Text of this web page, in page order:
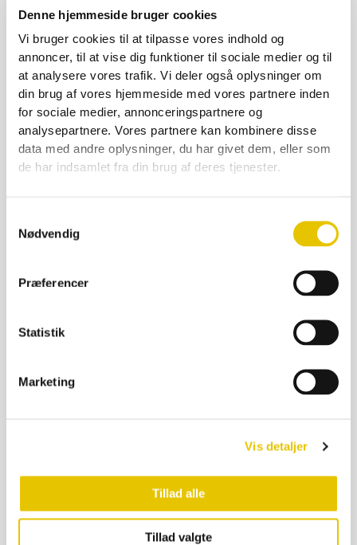
Denne hjemmeside bruger cookies
Vi bruger cookies til at tilpasse vores indhold og
annoncer, til at vise dig funktioner til sociale medier og til
at analysere vores trafik. Vi deler også oplysninger om
din brug af vores hjemmeside med vores partnere inden
for sociale medier, annonceringspartnere og
analysepartnere. Vores partnere kan kombinere disse
data med andre oplysninger, du har givet dem, eller som
de har indsamlet fra din brug af deres tjenester.
Nødvendig
Præferencer
Statistik
Marketing
Vis detaljer
Tillad alle
Tillad valgte
På lager
SE DETALJER
199,00